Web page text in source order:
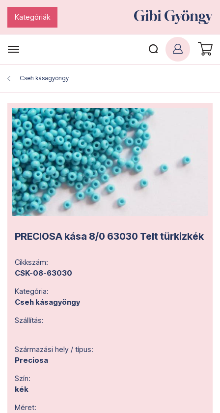
Kategóriák
Cseh kásagyöngy
PRECIOSA kása 8/0 63030 Telt türkizkék
Cikkszám:
CSK-08-63030
Kategória:
Cseh kásagyöngy
Szállítás:
Származási hely / típus:
Preciosa
Szín:
kék
Méret: